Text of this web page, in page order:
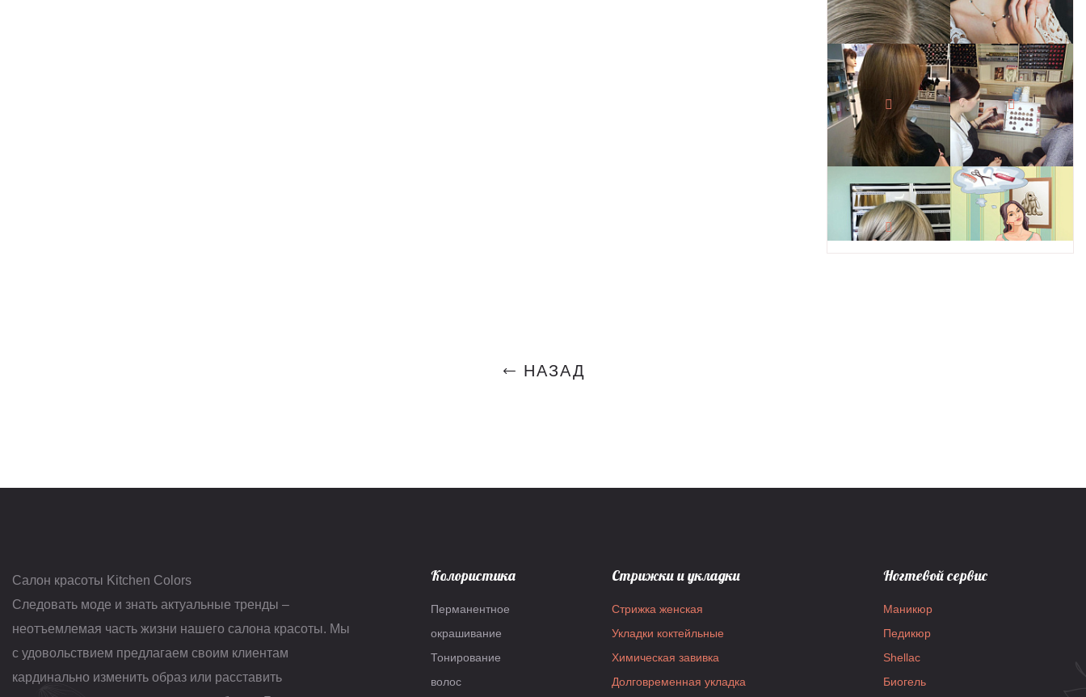
НАЗАД
Салон красоты Kitchen Colors
Следовать моде и знать актуальные тренды –
неотъемлемая часть жизни нашего салона красоты. Мы
с удовольствием предлагаем своим клиентам
кардинально изменить образ или расставить
Колористика
Перманентное
окрашивание
Тонирование
волос
Стрижки и укладки
Стрижка женская
Укладки коктейльные
Химическая завивка
Долговременная укладка
Ногтевой сервис
Маникюр
Педикюр
Shellac
Биогель